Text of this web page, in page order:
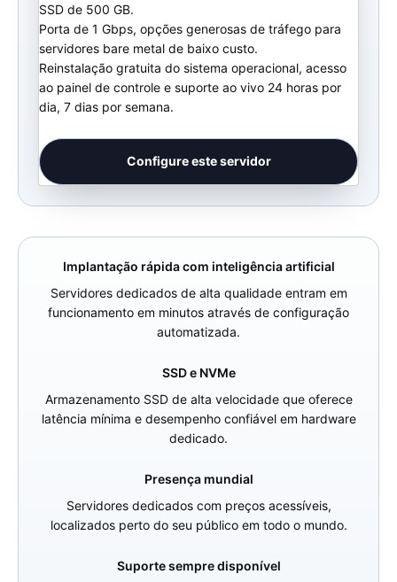
SSD de 500 GB.
Porta de 1 Gbps, opções generosas de tráfego para
servidores bare metal de baixo custo.
Reinstalação gratuita do sistema operacional, acesso
ao painel de controle e suporte ao vivo 24 horas por
dia, 7 dias por semana.
Configure este servidor
Implantação rápida com inteligência artificial
Servidores dedicados de alta qualidade entram em
funcionamento em minutos através de configuração
automatizada.
SSD e NVMe
Armazenamento SSD de alta velocidade que oferece
latência mínima e desempenho confiável em hardware
dedicado.
Presença mundial
Servidores dedicados com preços acessíveis,
localizados perto do seu público em todo o mundo.
Suporte sempre disponível